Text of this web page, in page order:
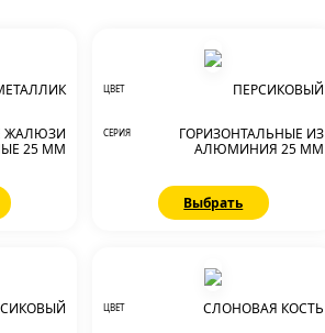
ЖАЛЮЗИ
25 ММ
ЦВЕТ ПЕРСИКОВЫЙ
СЕРИЯ
ГОРИЗОНТАЛЬНЫЕ ИЗ
АЛЮМИНИЯ 25 ММ
Выбрать
ЦВЕТ СЛОНОВАЯ КОСТЬ